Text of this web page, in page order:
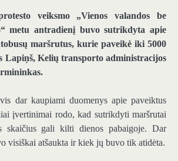
veiksmo „Vienos valandos be
metu antradienį buvo sutrikdyta apie
maršrutus, kurie paveikė iki 5000
Lapiņš, Kelių transporto administracijos
dar kaupiami duomenys apie paveiktus
įvertinimai rodo, kad sutrikdyti maršrutai
skaičius gali kilti dienos pabaigoje. Dar
visiškai atšaukta ir kiek jų buvo tik atidėta.